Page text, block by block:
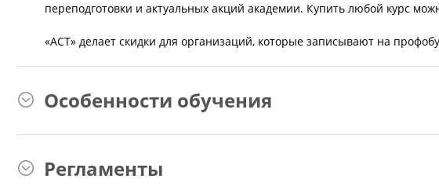
переподготовки и актуальных акций академии. Купить любой курс
«АСТ» делает скидки для организаций, которые записывают на
Особенности обучения
Регламенты